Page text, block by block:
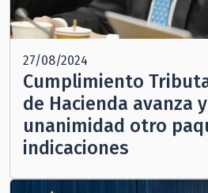
27/08/2024
Cumplimiento
de Hacienda avanza
unanimidad otro
indicaciones